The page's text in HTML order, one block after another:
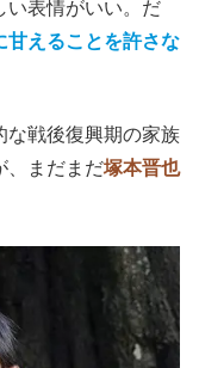
い表情がいい。だ
甘えることを許さな
な戦後復興期の家族
、まだまだ塚本晋也